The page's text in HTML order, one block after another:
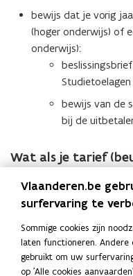
bewijs dat je vorig
(hoger onderwijs) of
onderwijs):
Studietoelagen
bewijs van de
bij de
Wat als je tarief
Bij sommige scholen kan
of bijna-beurs) nog niet
zal je moeten bijbetalen.
terugvragen nadat je een
Vlaanderen.be
surfervaring te
Sommige cookies zijn
laten functioneren. Andere
gebruikt om uw
op 'Alle cookies